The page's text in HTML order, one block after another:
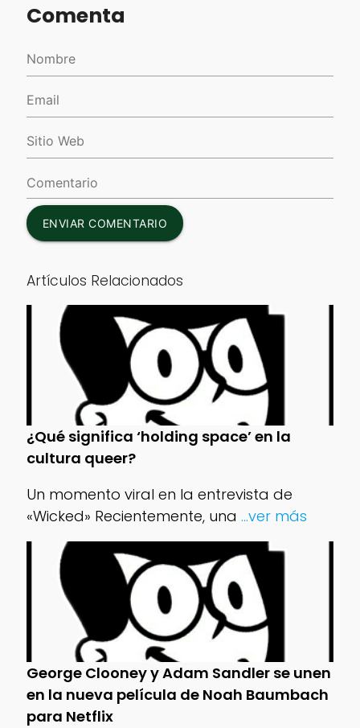
Comenta
ENVIAR COMENTARIO
Artículos Relacionados
¿Qué significa ‘holding space’ en la
cultura queer?
Un momento viral en la entrevista de
«Wicked» Recientemente, una ...ver más
George Clooney y Adam Sandler se unen
en la nueva película de Noah Baumbach
para Netflix